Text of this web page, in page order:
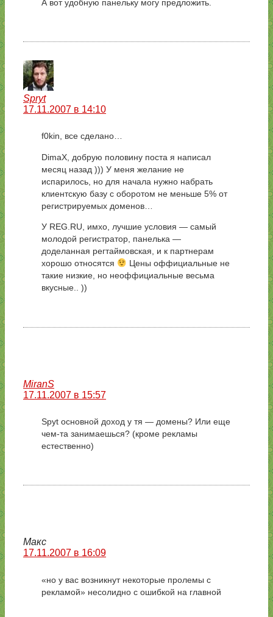
А вот удобную панельку могу предложить.
Spryt
17.11.2007 в 14:10
f0kin, все сделано…
DimaX, добрую половину поста я написал
месяц назад ))) У меня желание не
испарилось, но для начала нужно набрать
клиентскую базу с оборотом не меньше 5% от
регистрируемых доменов…
У REG.RU, имхо, лучшие условия — самый
молодой регистратор, панелька —
доделанная регтаймовская, и к партнерам
хорошо относятся
Цены оффициальные не
такие низкие, но неоффициальные весьма
вкусные.. ))
MiranS
17.11.2007 в 15:57
Spyt основной доход у тя — домены? Или еще
чем-та занимаешься? (кроме рекламы
естественно)
Макс
17.11.2007 в 16:09
«но у вас возникнут некоторые пролемы с
рекламой» несолидно с ошибкой на главной